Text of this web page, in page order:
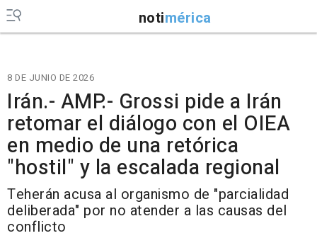
notimérica
8 DE JUNIO DE 2026
Irán.- AMP.- Grossi pide a Irán
retomar el diálogo con el OIEA
en medio de una retórica
"hostil" y la escalada regional
Teherán acusa al organismo de "parcialidad
deliberada" por no atender a las causas del
conflicto